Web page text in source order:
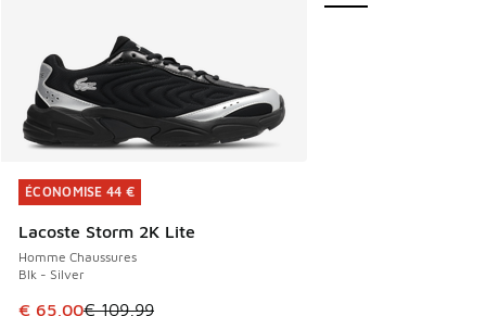
ÉCONOMISE 44 €
Lacoste Storm 2K Lite
Homme Chaussures
Blk - Silver
Cet article est en promotion. Prix en baisse de € 109,99 à
€ 65,00€ 109,99
ÉCONOMISE 44 €